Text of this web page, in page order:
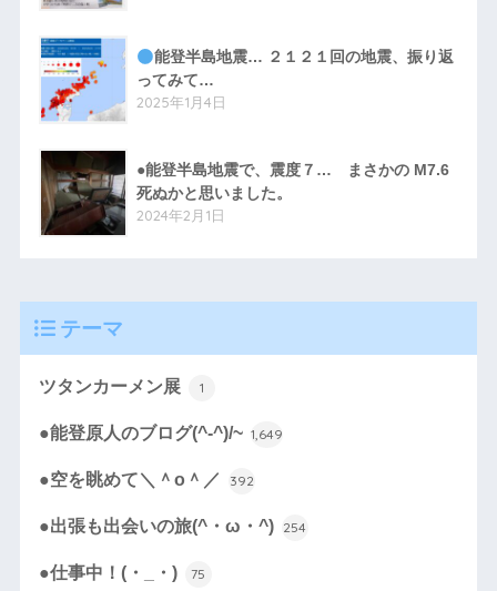
能登半島地震… ２１２１回の地震、振り返
ってみて…
2025年1月4日
●能登半島地震で、震度７… まさかの M7.6
死ぬかと思いました。
2024年2月1日
テーマ
ツタンカーメン展 1
●能登原人のブログ(^-^)/~ 1,649
●空を眺めて＼＾o＾／ 392
●出張も出会いの旅(^・ω・^) 254
●仕事中！(・_・) 75